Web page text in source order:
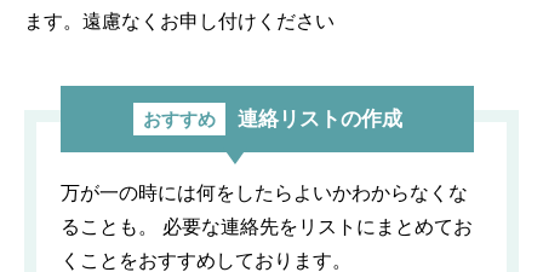
ます。遠慮なくお申し付けください
おすすめ 連絡リストの作成
万が一の時には何をしたらよいかわからなくな
ることも。 必要な連絡先をリストにまとめてお
くことをおすすめしております。